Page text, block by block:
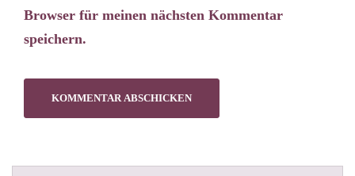
Browser für meinen nächsten Kommentar
speichern.